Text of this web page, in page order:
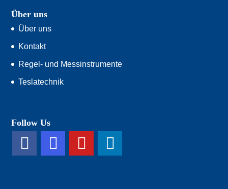
Über uns
Über uns
Kontakt
Regel- und Messinstrumente
Teslatechnik
Follow Us